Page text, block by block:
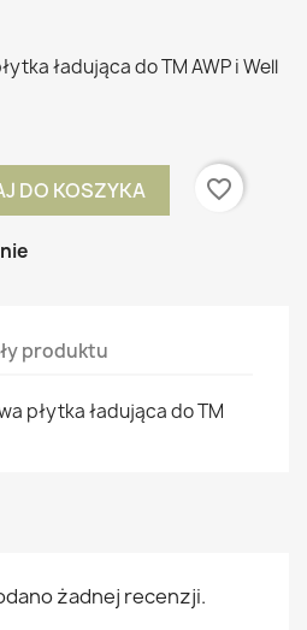
ładująca do TM AWP i Well
DO KOSZYKA favorite_border
produktu
płytka ładująca do TM
żadnej recenzji.